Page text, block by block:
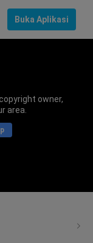
Buka Aplikasi
owner,
area.